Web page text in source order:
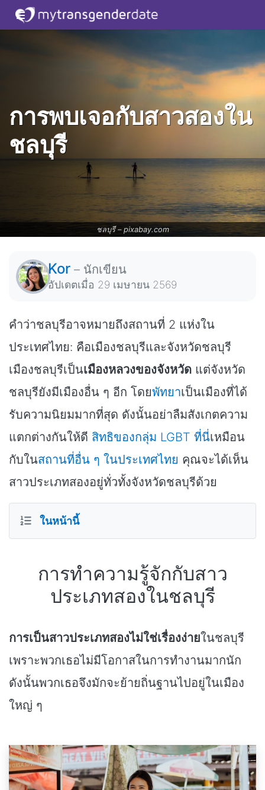
ชลบุรี – pixabay.com
การพบเจอกับสาวสองใน
ชลบุรี
Kor – นักเขียน
อัปเดตเมื่อ 29 เมษายน 2569
คำว่าชลบุรีอาจหมายถึงสถานที่ 2 แห่งใน
ประเทศไทย: คือเมืองชลบุรีและจังหวัดชลบุรี
เมืองชลบุรีเป็นเมืองหลวงของจังหวัด แต่จังหวัด
ชลบุรียังมีเมืองอื่น ๆ อีก โดยพัทยาเป็นเมืองที่ได้
รับความนิยมมากที่สุด ดังนั้นอย่าลืมสังเกตความ
แตกต่างกันให้ดี สิทธิของกลุ่ม LGBT ที่นี่เหมือน
กับในสถานที่อื่น ๆ ในประเทศไทย คุณจะได้เห็น
สาวประเภทสองอยู่ทั่วทั้งจังหวัดชลบุรีด้วย
ในหน้านี้
การทำความรู้จักกับสาว
ประเภทสองในชลบุรี
การเป็นสาวประเภทสองไม่ใช่เรื่องง่ายในชลบุรี
เพราะพวกเธอไม่มีโอกาสในการทำงานมากนัก
ดังนั้นพวกเธอจึงมักจะย้ายถิ่นฐานไปอยู่ในเมือง
ใหญ่ ๆ